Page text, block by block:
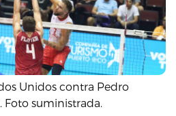
Unidos contra Pedro
Foto suministrada.